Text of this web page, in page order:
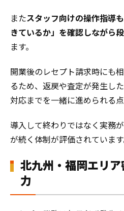
またスタッフ向けの操作指導
きているか」を確認しながら
ます。
開業後のレセプト請求時にも
るため、返戻や査定が発生し
対応までを一緒に進められる点
導入して終わりではなく実務
が続く体制が評価されています
北九州・福岡エリ
力